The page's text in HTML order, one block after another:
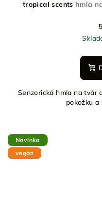
tropical scents hmla
Senzorická hmla na tvár
pokožku a
Novinka
vegan